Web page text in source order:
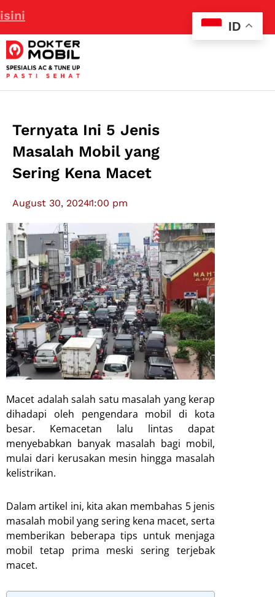
Ternyata Ini 5 Jenis
Masalah Mobil yang
Sering Kena Macet
August 30, 20241:00 pm
Macet adalah salah satu masalah yang kerap
dihadapi oleh pengendara mobil di kota
besar. Kemacetan lalu lintas dapat
menyebabkan banyak masalah bagi mobil,
mulai dari kerusakan mesin hingga masalah
kelistrikan.
Dalam artikel ini, kita akan membahas 5 jenis
masalah mobil yang sering kena macet, serta
memberikan beberapa tips untuk menjaga
mobil tetap prima meski sering terjebak
macet.
ID